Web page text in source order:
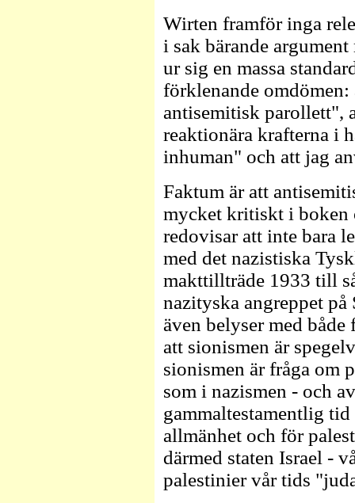
Wirten framför inga
i sak bärande
ur sig en massa
förklenande
antisemitisk parollett",
reaktionära krafterna i
inhuman" och att jag
Faktum är att
mycket kritiskt i boken
redovisar att inte bara
med det nazistiska
makttillträde 1933 till
nazityska angreppet
även belyser med
att sionismen är
sionismen är fråga om
som i nazismen - och
gammaltestamentlig
allmänhet och för
därmed staten Israel -
palestinier vår tids